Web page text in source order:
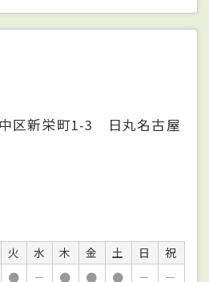
区新栄町1-3 日丸名古屋
火 水 木 金 土 日
祝
● － ● ● ● － －